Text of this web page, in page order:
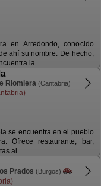
en Arredondo, conocido
ahí su nombre. De hecho,
la ...
Riomiera (Cantabria)
se encuentra en el pueblo
Ofrece restaurante, bar,
al ...
Prados (Burgos)